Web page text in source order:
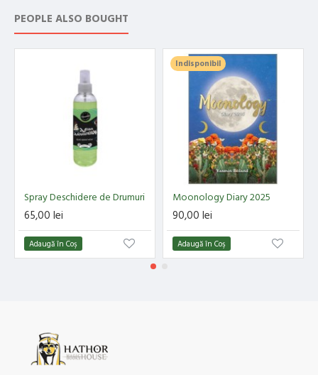
PEOPLE ALSO BOUGHT
Spray Deschidere de Drumuri
65,00 lei
Adaugă în Coş
Indisponibil
Moonology Diary 2025
90,00 lei
Adaugă în Coş